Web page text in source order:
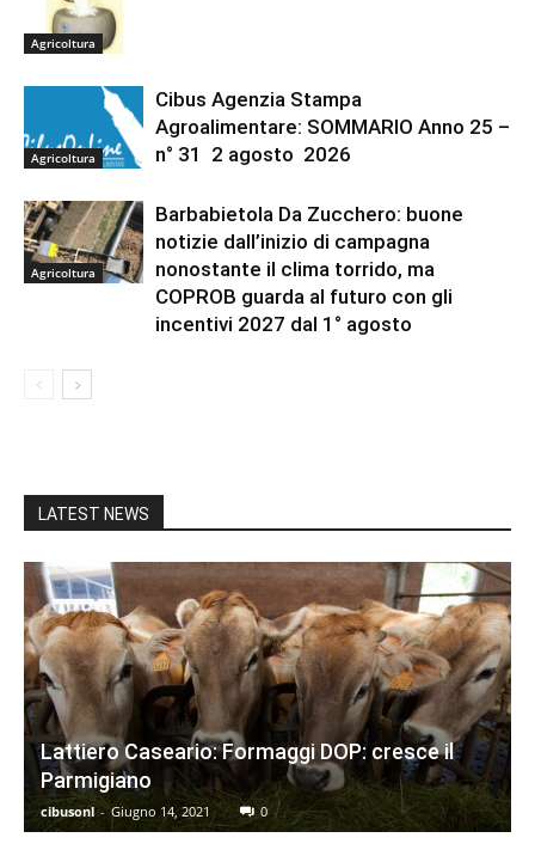
Agricoltura
Agricoltura
Cibus Agenzia Stampa
Agroalimentare: SOMMARIO Anno 25 –
n° 31 2 agosto 2026
Agricoltura
Barbabietola Da Zucchero: buone
notizie dall’inizio di campagna
nonostante il clima torrido, ma
COPROB guarda al futuro con gli
incentivi 2027 dal 1° agosto
LATEST NEWS
Lattiero Caseario: Formaggi DOP: cresce il
Parmigiano
cibusonl - Giugno 14, 2021 0